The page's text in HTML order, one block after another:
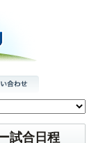
試合日程